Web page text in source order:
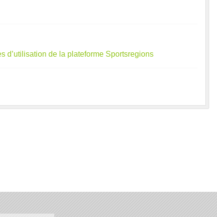
d’utilisation de la plateforme Sportsregions